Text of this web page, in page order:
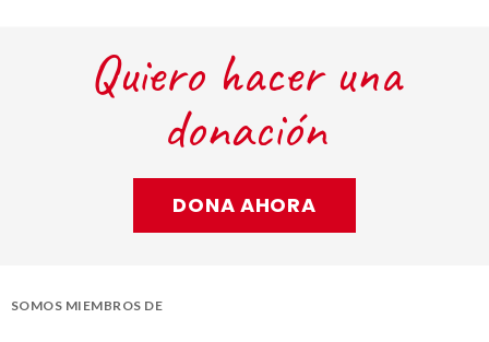
Quiero hacer una
donación
DONA AHORA
SOMOS MIEMBROS DE